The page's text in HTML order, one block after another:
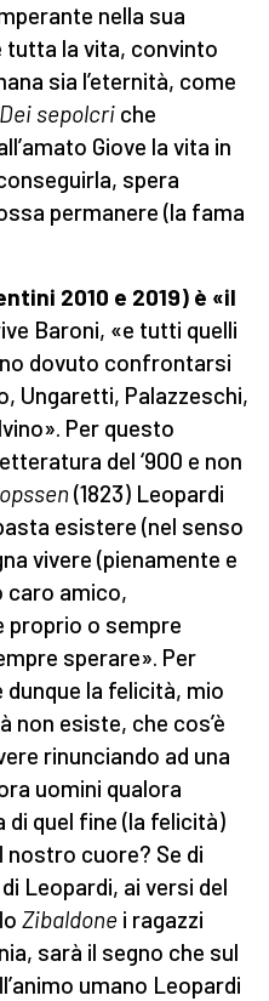
nella sua
la vita, convinto
sia l’eternità, come
Dei sepolcri che
Giove la vita in
spera
permanere (la fama
2010 e 2019) è «il
Baroni, «e tutti quelli
dovuto confrontarsi
Ungaretti, Palazzeschi,
Per questo
del ‘900 e non
(1823) Leopardi
esistere (nel senso
vivere (pienamente e
caro amico,
proprio o sempre
sperare». Per
dunque la felicità, mio
non esiste, che cos’è
rinunciando ad una
uomini qualora
quel fine (la felicità)
nostro cuore? Se di
Leopardi, ai versi del
Zibaldone i ragazzi
sarà il segno che sul
umano Leopardi